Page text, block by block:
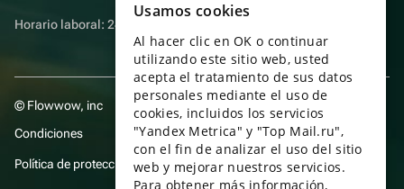
Horario laboral: 24 horas
© Flowwow, inc
Condiciones
Política de protección y privacidad de datos
ENGLISH
UKRAINIAN
PORTUGUESE
SPANISH
HUNGARIAN
Usamos cookies
Al hacer clic en OK o continuar
utilizando este sitio web, usted
acepta el tratamiento de sus datos
personales mediante el uso de
cookies, incluidos los servicios
"Yandex Metrica" y "Top Mail.ru",
con el fin de analizar el uso del sitio
web y mejorar nuestros servicios.
Para obtener más información,